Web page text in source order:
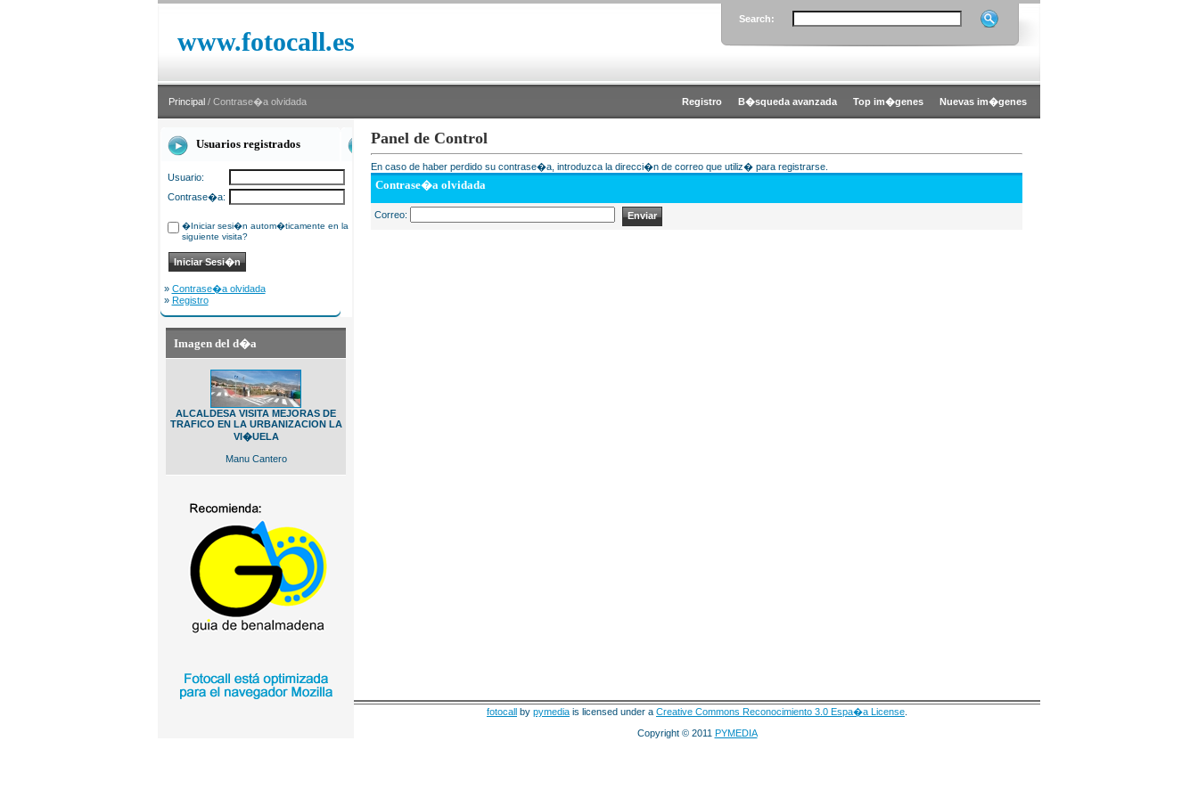
www.fotocall.es
Search:
Principal / Contrase�a olvidada Registro B�squeda avanzada Top im�genes Nuevas im�genes
Usuarios registrados
Usuario:
Contrase�a:
�Iniciar sesi�n autom�ticamente en la
siguiente visita?
» Contrase�a olvidada
» Registro
Imagen del d�a
ALCALDESA VISITA MEJORAS DE
TRAFICO EN LA URBANIZACION LA
VI�UELA
Manu Cantero
Panel de Control
En caso de haber perdido su contrase�a, introduzca la direcci�n de correo que utiliz� para registrarse.
Contrase�a olvidada
Correo:
fotocall by pymedia is licensed under a Creative Commons Reconocimiento 3.0 Espa�a License
Copyright © 2011 PYMEDIA